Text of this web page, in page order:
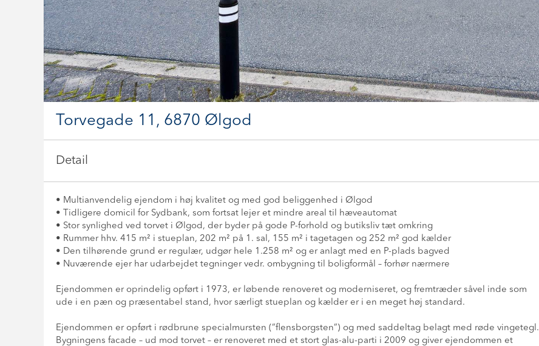
Torvegade 11, 6870 Ølgod
Detail
• Multianvendelig ejendom i høj kvalitet og med god beliggenhed i Ølgod
• Tidligere domicil for Sydbank, som fortsat lejer et mindre areal til hæveautomat
• Stor synlighed ved torvet i Ølgod, der byder på gode P-forhold og butiksliv tæt omkring
• Rummer hhv. 415 m² i stueplan, 202 m² på 1. sal, 155 m² i tagetagen og 252 m² god kælder
• Den tilhørende grund er regulær, udgør hele 1.258 m² og er anlagt med en P-plads bagved
• Nuværende ejer har udarbejdet tegninger vedr. ombygning til boligformål – forhør nærmere
Ejendommen er oprindelig opført i 1973, er løbende renoveret og moderniseret, og fremtræder såvel inde som
ude i en pæn og præsentabel stand, hvor særligt stueplan og kælder er i en meget høj standard.
Ejendommen er opført i rødbrune specialmursten (”flensborgsten”) og med saddeltag belagt med røde vingetegl.
Bygningens facade – ud mod torvet – er renoveret med et stort glas-alu-parti i 2009 og giver ejendommen et